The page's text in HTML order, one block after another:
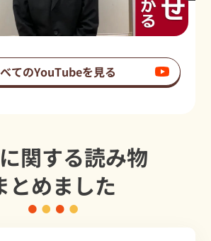
てのYouTubeを見る
関する読み物
とめました